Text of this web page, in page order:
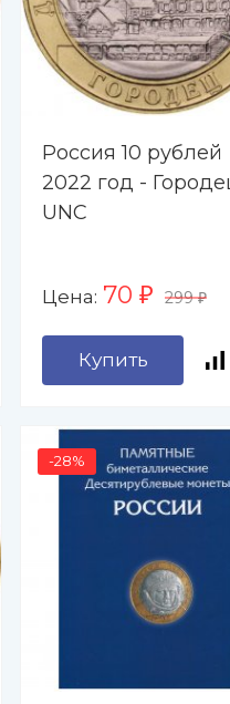
Россия 10 рублей
2022 год -
UNC
Цена: 70 ₽ 299₽
Купить
-28%